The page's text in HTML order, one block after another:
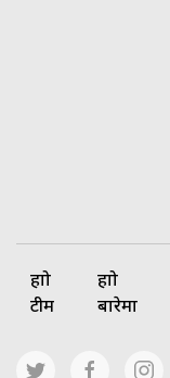
हाम्रो
टीम
हाम्रो
बारेमा